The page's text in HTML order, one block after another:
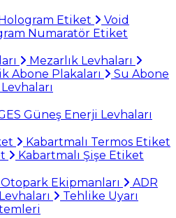
Etiket
Void
Numaratör Etiket
Mezarlık Levhaları
Abone Plakaları
Su Abone
Güneş Enerji Levhaları
Kabartmalı Termos Etiket
Kabartmalı Şişe Etiket
Ekipmanları
ADR
Tehlike Uyarı